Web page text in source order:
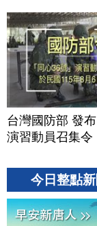
台灣國防部 發
演習動員召集令
今日整點新